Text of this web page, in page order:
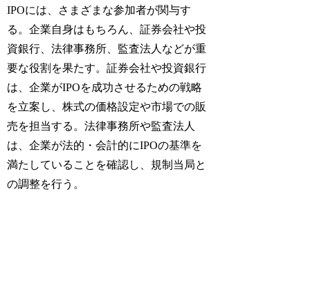
IPOには、さまざまな参加者が関与す
る。企業自身はもちろん、証券会社や投
資銀行、法律事務所、監査法人などが重
要な役割を果たす。証券会社や投資銀行
は、企業がIPOを成功させるための戦略
を立案し、株式の価格設定や市場での販
売を担当する。法律事務所や監査法人
は、企業が法的・会計的にIPOの基準を
満たしていることを確認し、規制当局と
の調整を行う。